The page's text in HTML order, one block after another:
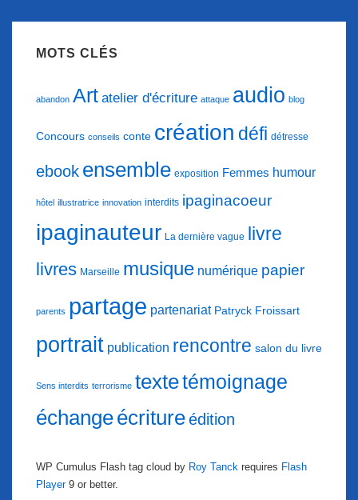
MOTS CLÉS
abandon Art atelier d'écriture attaque audio blog
Concours conseils conte création défi détresse
ebook ensemble exposition Femmes humour
hôtel illustratrice innovation interdits ipaginacoeur
ipaginauteur La dernière vague livre
livres Marseille musique numérique papier
parents partage partenariat Patryck Froissart
portrait publication rencontre salon du livre
Sens interdits terrorisme textetémoignage
échangeécritureédition
WP Cumulus Flash tag cloud by Roy Tanck requires Flash
Player9 or better.